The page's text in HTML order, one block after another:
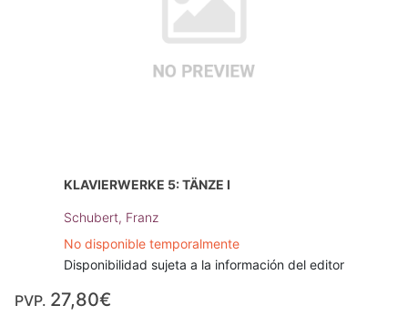
KLAVIERWERKE 5: TÄNZE I
Schubert, Franz
No disponible temporalmente
Disponibilidad sujeta a la información del editor
PVP. 27,80€